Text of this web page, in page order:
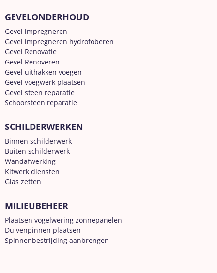
GEVELONDERHOUD
Gevel impregneren
Gevel impregneren hydrofoberen
Gevel Renovatie
Gevel Renoveren
Gevel uithakken voegen
Gevel voegwerk plaatsen
Gevel steen reparatie
Schoorsteen reparatie
SCHILDERWERKEN
Binnen schilderwerk
Buiten schilderwerk
Wandafwerking
Kitwerk diensten
Glas zetten
MILIEUBEHEER
Plaatsen vogelwering zonnepanelen
Duivenpinnen plaatsen
Spinnenbestrijding aanbrengen